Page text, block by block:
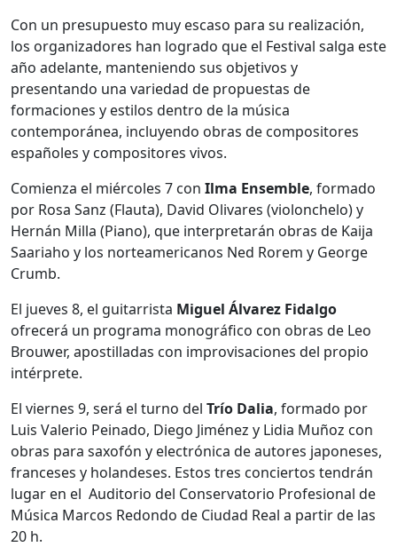
Con un presupuesto muy escaso para su realización,
los organizadores han logrado que el Festival salga este
año adelante, manteniendo sus objetivos y
presentando una variedad de propuestas de
formaciones y estilos dentro de la música
contemporánea, incluyendo obras de compositores
españoles y compositores vivos.
Comienza el miércoles 7 con Ilma Ensemble, formado
por Rosa Sanz (Flauta), David Olivares (violonchelo) y
Hernán Milla (Piano), que interpretarán obras de Kaija
Saariaho y los norteamericanos Ned Rorem y George
Crumb.
El jueves 8, el guitarrista Miguel Álvarez Fidalgo
ofrecerá un programa monográfico con obras de Leo
Brouwer, apostilladas con improvisaciones del propio
intérprete.
El viernes 9, será el turno del Trío Dalia, formado por
Luis Valerio Peinado, Diego Jiménez y Lidia Muñoz con
obras para saxofón y electrónica de autores japoneses,
franceses y holandeses. Estos tres conciertos tendrán
lugar en el Auditorio del Conservatorio Profesional de
Música Marcos Redondo de Ciudad Real a partir de las
20 h.